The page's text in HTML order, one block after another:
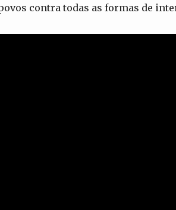
contra todas as formas de